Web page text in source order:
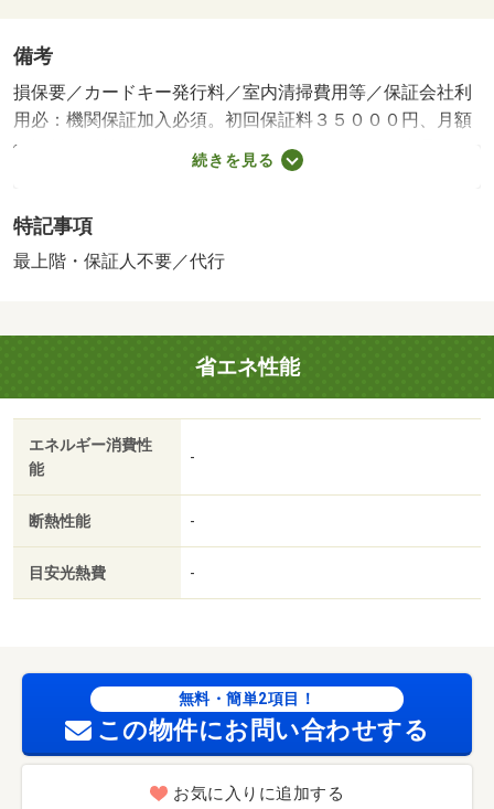
備考
損保要／カードキー発行料／室内清掃費用等／保証会社利
用必：機関保証加入必須。初回保証料３５０００円、月額
保証料賃料等総額の１％＋８００円／月（その他商品あ
り）／［退去時費用 退去費用実費精算※故意・過失等別
費用を含みます。 保証会社：株式会社イントラスト／
バストイレ別／バルコニー／エアコン／ガスコンロ対応／
／温水洗浄便座／脱衣所／洗面所独立／洗面化粧台／２口
コンロ／駐輪場／ＣＡＴＶ／即入居可／最上階／敷金不要
／照明付／保証人不要／２沿線利用可／物置／複層ガラス
／２駅利用可／敷地内ごみ置き場／都市ガス／洗面所にド
ア／ＢＳ／保証会社利用可／ＩＴ重説 対応物件／アルビ
ス（株）／経堂店（スーパー）まで５２３ｍ／ローソン
まで５７５ｍ／セブンイレブン（コンビニ）まで８３１ｍ
／ローソン（コンビニ）まで８８３ｍ／ファミリーマート
（コンビニ）まで１０１２ｍ/賃貸戸数:8戸
続きを見る
特記事項
最上階・保証人不要／代行
省エネ性能
エネルギー消費性
能
-
断熱性能 -
目安光熱費 -
無料・簡単2項目！
この物件にお問い合わせする
お気に入りに追加する